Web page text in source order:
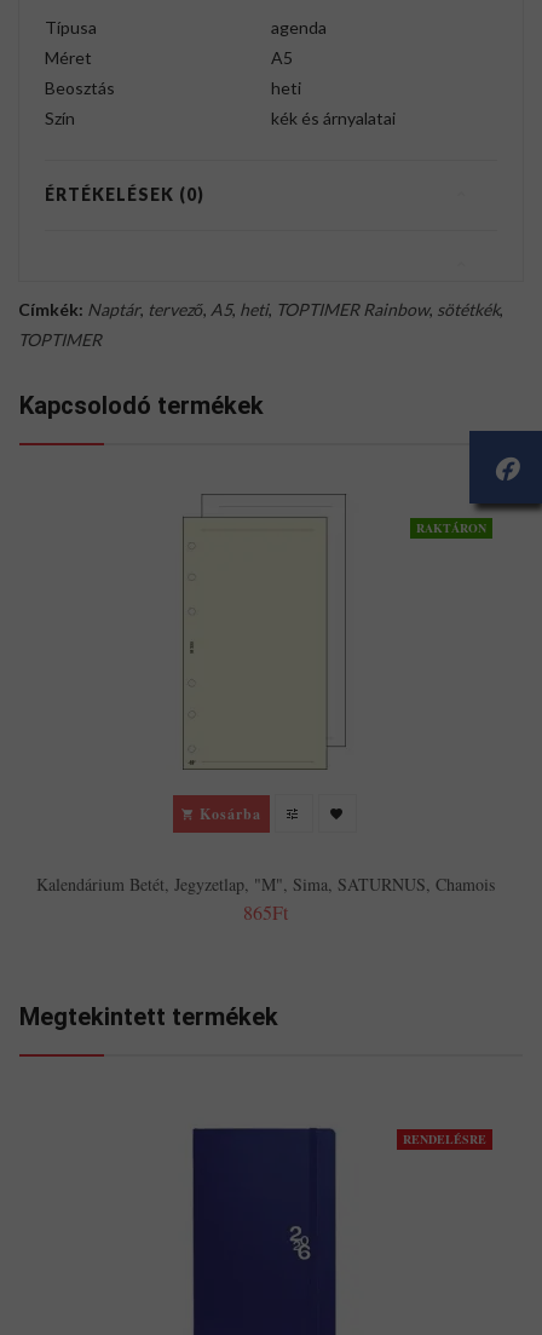
Típusa
agenda
Méret
A5
Beosztás
heti
Szín
kék és árnyalatai
ÉRTÉKELÉSEK (0)
Címkék: Naptár, tervező, A5, heti, TOPTIMER Rainbow, sötétkék,
TOPTIMER
Kapcsolodó termékek
RAKTÁRON
Kosárba
Kalendárium Betét, Jegyzetlap, "M", Sima, SATURNUS, Chamois
865Ft
Megtekintett termékek
RENDELÉSRE